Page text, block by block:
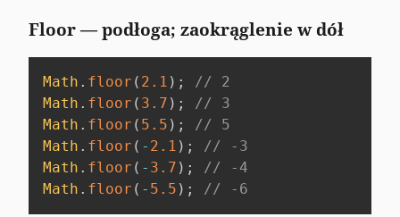
Floor — podłoga; zaokrąglenie w dół
Math . floor ( 2.1 ) ;
// 2
Math . floor ( 3.7 ) ;
// 3
Math . floor ( 5.5 ) ;
// 5
Math . floor ( - 2.1 ) ;
// -3
Math . floor ( - 3.7 ) ;
// -4
Math . floor ( - 5.5 ) ; // -6